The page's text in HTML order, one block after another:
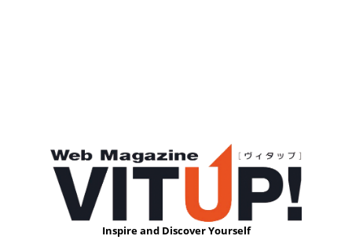
Inspire and Discover Yourself